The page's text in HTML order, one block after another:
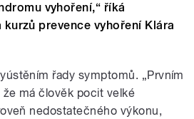
vyhoření,“ říká
prevence vyhoření Klára
řady symptomů. „Prvním
má člověk pocit velké
nedostatečného výkonu,